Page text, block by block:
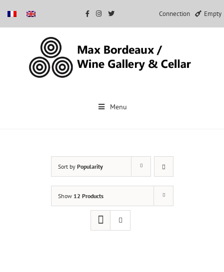
Connection Empty
Menu
Sort by Popularity
Show 12 Products